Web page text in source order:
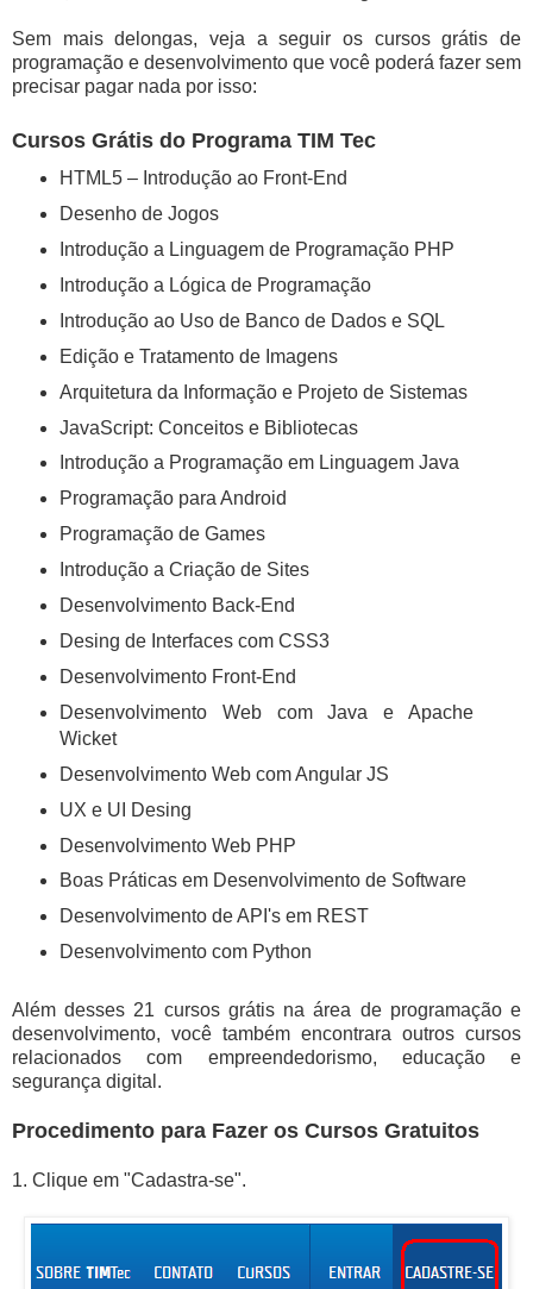
Sem mais delongas, veja a seguir os cursos grátis de
programação e desenvolvimento que você poderá fazer sem
precisar pagar nada por isso:
Cursos Grátis do Programa TIM Tec
HTML5 – Introdução ao Front-End
Desenho de Jogos
Introdução a Linguagem de Programação PHP
Introdução a Lógica de Programação
Introdução ao Uso de Banco de Dados e SQL
Edição e Tratamento de Imagens
Arquitetura da Informação e Projeto de Sistemas
JavaScript: Conceitos e Bibliotecas
Introdução a Programação em Linguagem Java
Programação para Android
Programação de Games
Introdução a Criação de Sites
Desenvolvimento Back-End
Desing de Interfaces com CSS3
Desenvolvimento Front-End
Desenvolvimento Web com Java e Apache
Wicket
Desenvolvimento Web com Angular JS
UX e UI Desing
Desenvolvimento Web PHP
Boas Práticas em Desenvolvimento de Software
Desenvolvimento de API's em REST
Desenvolvimento com Python
Além desses 21 cursos grátis na área de programação e
desenvolvimento, você também encontrara outros cursos
relacionados com empreendedorismo, educação e
segurança digital.
Procedimento para Fazer os Cursos Gratuitos
1. Clique em "Cadastra-se".